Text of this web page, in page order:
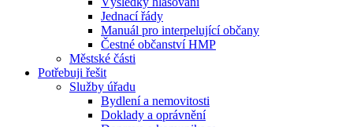
Jednací řády
Manuál pro interpelující občany
Čestné občanství HMP
Městské části
Potřebuji řešit
Služby úřadu
Bydlení a nemovitosti
Doklady a oprávnění